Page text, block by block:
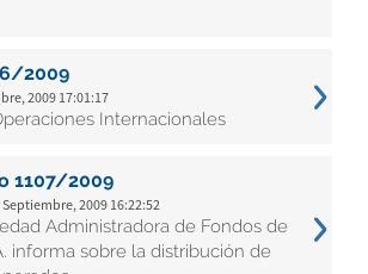
2009
2009 17:01:17
Internacionales
1107/2009
2009 16:22:52
Administradora de Fondos de
informa sobre la distribución de